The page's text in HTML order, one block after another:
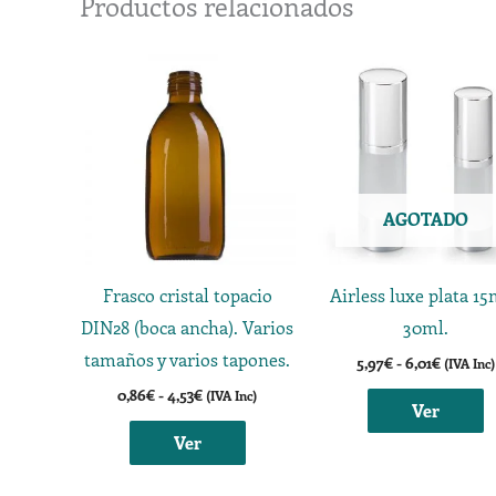
Frasco cristal topacio
DIN28 (boca ancha). Varios
tamaños y varios tapones.
0,86€-4,53€
de
precios:
desde
0,86€
hasta
(IVA Inc)
Ver
AGOTADO
Airless luxe plata
30ml.
5,97€-6,01€
precios:
5,97€
hasta
(IVA Inc)
Ver
en